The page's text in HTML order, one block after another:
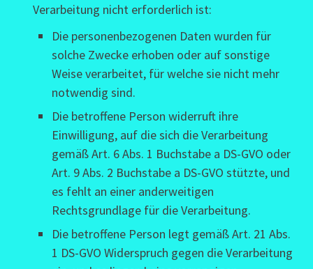
Verarbeitung nicht erforderlich ist:
Die personenbezogenen Daten wurden für
solche Zwecke erhoben oder auf sonstige
Weise verarbeitet, für welche sie nicht mehr
notwendig sind.
Die betroffene Person widerruft ihre
Einwilligung, auf die sich die Verarbeitung
gemäß Art. 6 Abs. 1 Buchstabe a DS-GVO oder
Art. 9 Abs. 2 Buchstabe a DS-GVO stützte, und
es fehlt an einer anderweitigen
Rechtsgrundlage für die Verarbeitung.
Die betroffene Person legt gemäß Art. 21 Abs.
1 DS-GVO Widerspruch gegen die Verarbeitung